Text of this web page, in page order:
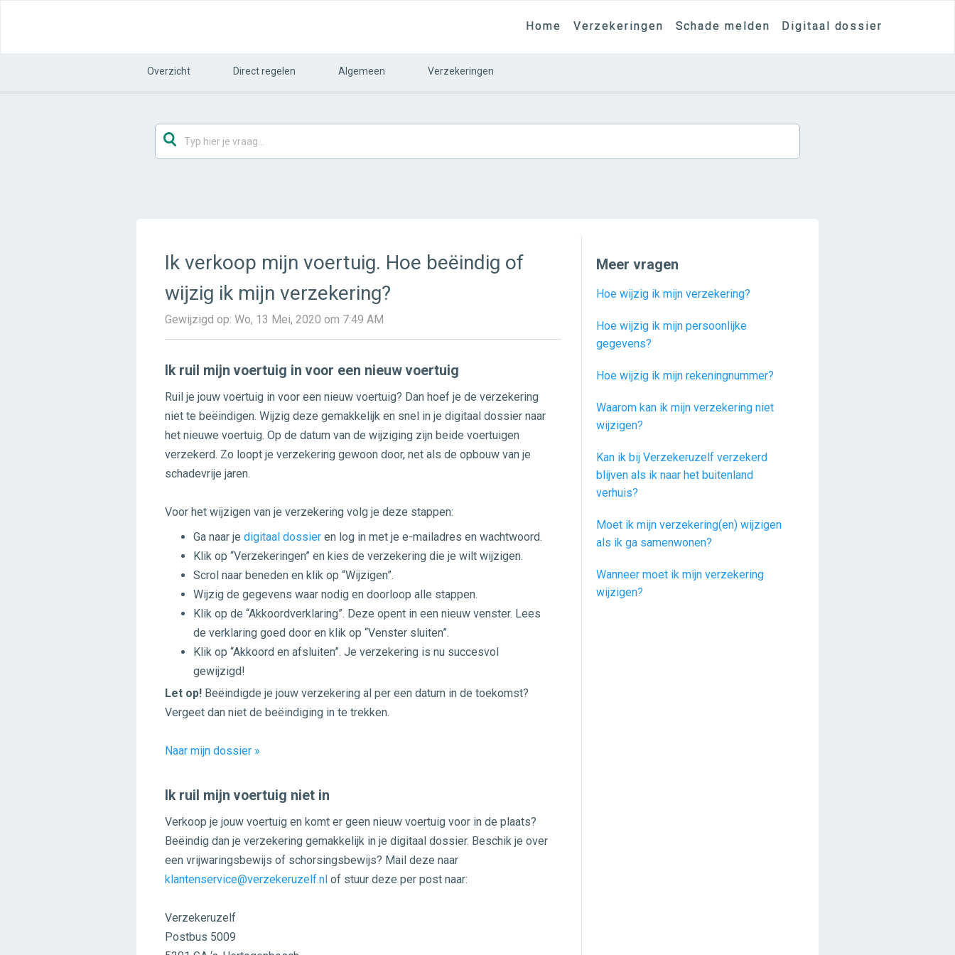
Home Verzekeringen Schade melden Digitaal dossier
Overzicht Direct regelen Algemeen Verzekeringen
Ik verkoop mijn voertuig. Hoe beëindig of
wijzig ik mijn verzekering?
Gewijzigd op: Wo, 13 Mei, 2020 om 7:49 AM
Ik ruil mijn voertuig in voor een nieuw voertuig
Ruil je jouw voertuig in voor een nieuw voertuig? Dan hoef je de verzekering
niet te beëindigen. Wijzig deze gemakkelijk en snel in je digitaal dossier naar
het nieuwe voertuig. Op de datum van de wijziging zijn beide voertuigen
verzekerd. Zo loopt je verzekering gewoon door, net als de opbouw van je
schadevrije jaren.
Voor het wijzigen van je verzekering volg je deze stappen:
Ga naar je digitaal dossier en log in met je e-mailadres en wachtwoord.
Klik op “Verzekeringen” en kies de verzekering die je wilt wijzigen.
Scrol naar beneden en klik op “Wijzigen”.
Wijzig de gegevens waar nodig en doorloop alle stappen.
Klik op de “Akkoordverklaring”. Deze opent in een nieuw venster. Lees
de verklaring goed door en klik op “Venster sluiten”.
Klik op “Akkoord en afsluiten”. Je verzekering is nu succesvol
gewijzigd!
Let op! Beëindigde je jouw verzekering al per een datum in de toekomst?
Vergeet dan niet de beëindiging in te trekken.
Naar mijn dossier »
Ik ruil mijn voertuig niet in
Verkoop je jouw voertuig en komt er geen nieuw voertuig voor in de plaats?
Beëindig dan je verzekering gemakkelijk in je digitaal dossier. Beschik je over
een vrijwaringsbewijs of schorsingsbewijs? Mail deze naar
klantenservice@verzekeruzelf.nl of stuur deze per post naar:
Verzekeruzelf
Postbus 5009
Meer vragen
Hoe wijzig ik mijn verzekering?
Hoe wijzig ik mijn persoonlijke
gegevens?
Hoe wijzig ik mijn rekeningnummer?
Waarom kan ik mijn verzekering niet
wijzigen?
Kan ik bij Verzekeruzelf verzekerd
blijven als ik naar het buitenland
verhuis?
Moet ik mijn verzekering(en) wijzigen
als ik ga samenwonen?
Wanneer moet ik mijn verzekering
wijzigen?